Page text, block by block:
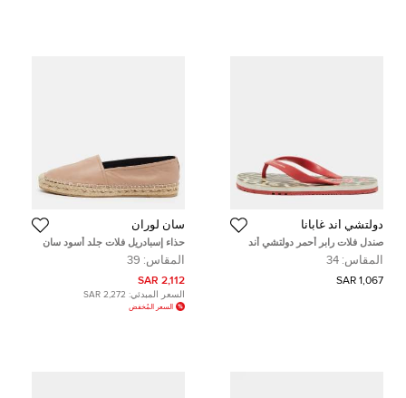
دولتشي أند غابانا
صندل فلات رابر أحمر دولتشي أند
غابانا مقاس 34
المقاس: 34
1,067 SAR
سان لوران
حذاء إسبادريل فلات جلد أسود سان
لوران لوجو مقاس 37
المقاس: 39
2,112 SAR
السعر المبدئي: 2,272 SAR
السعر المُخفض